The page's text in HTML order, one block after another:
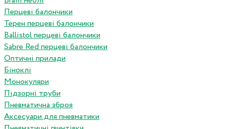
Перцеві балончики
Терен перцеві балончики
Ballistol перцеві балончики
Sabre Red перцеві балончики
Оптичні прилади
Біноклі
Монокуляри
Підзорні труби
Пневматична зброя
Аксесуари для пневматики